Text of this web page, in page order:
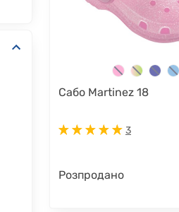
Сабо Martinez 18
3
Розпродано